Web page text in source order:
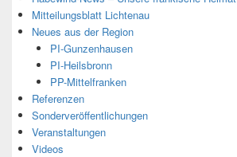
Mitteilungsblatt Lichtenau
Neues aus der Region
PI-Gunzenhausen
PI-Heilsbronn
PP-Mittelfranken
Referenzen
Sonderveröffentlichungen
Veranstaltungen
Videos